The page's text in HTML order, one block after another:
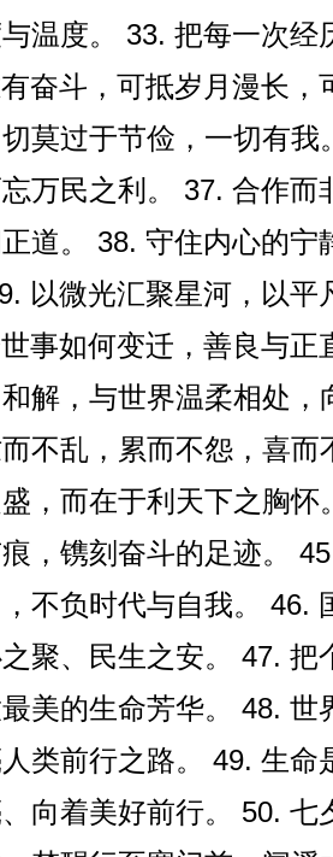
温度。 33. 把每一次经
奋斗，可抵岁月漫长，
莫过于节俭，一切有我
万民之利。 37. 合作而
道。 38. 守住内心的宁
以微光汇聚星河，以平
事如何变迁，善良与正
解，与世界温柔相处，
不乱，累而不怨，喜而
，而在于利天下之胸怀
，镌刻奋斗的足迹。
不负时代与自我。 46.
聚、民生之安。 47. 把
美的生命芳华。 48. 世
类前行之路。 49. 生命
向着美好前行。 50. 七